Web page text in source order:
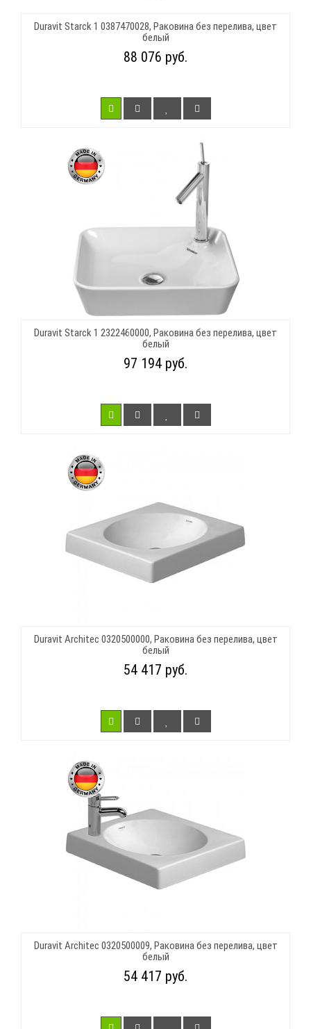
Duravit Starck 1 0387470028, Раковина без перелива, цвет
белый
88 076 руб.
Duravit Starck 1 2322460000, Раковина без перелива, цвет
белый
97 194 руб.
Duravit Architec 0320500000, Раковина без перелива, цвет
белый
54 417 руб.
Duravit Architec 0320500009, Раковина без перелива, цвет
белый
54 417 руб.